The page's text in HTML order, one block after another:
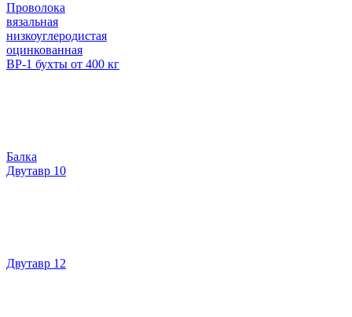
Проволока
вязальная
низкоуглеродистая
оцинкованная
ВР-1 бухты от 400 кг
Балка
Двутавр 10
Двутавр 12